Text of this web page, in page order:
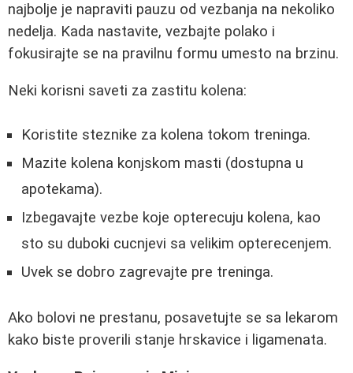
najbolje je napraviti pauzu od vezbanja na nekoliko
nedelja. Kada nastavite, vezbajte polako i
fokusirajte se na pravilnu formu umesto na brzinu.
Neki korisni saveti za zastitu kolena:
Koristite steznike za kolena tokom treninga.
Mazite kolena konjskom masti (dostupna u
apotekama).
Izbegavajte vezbe koje opterecuju kolena, kao
sto su duboki cucnjevi sa velikim opterecenjem.
Uvek se dobro zagrevajte pre treninga.
Ako bolovi ne prestanu, posavetujte se sa lekarom
kako biste proverili stanje hrskavice i ligamenata.